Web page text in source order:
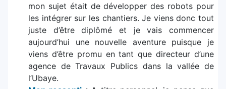
mon sujet était de développer des robots pour
les intégrer sur les chantiers. Je viens donc tout
juste d’être diplômé et je vais commencer
aujourd’hui une nouvelle aventure puisque je
viens d’être promu en tant que directeur d’une
agence de Travaux Publics dans la vallée de
l’Ubaye.